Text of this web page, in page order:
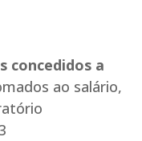
concedidos a
ao salário,